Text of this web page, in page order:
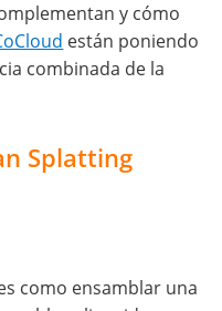
y cómo
están poniendo
combinada de la
Splatting
como ensamblar una